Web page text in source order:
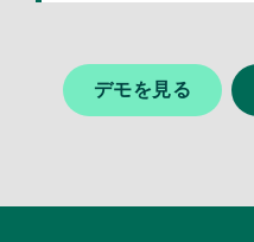
デモを見る